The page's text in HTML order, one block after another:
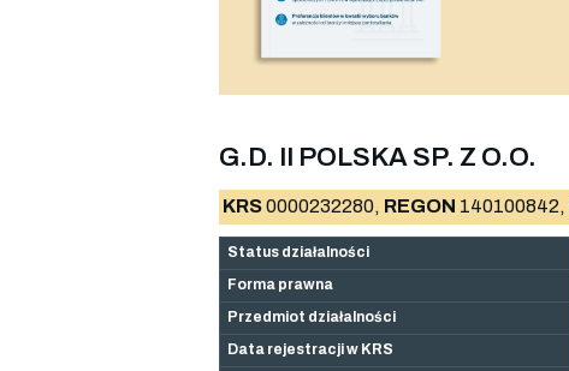
G.D. II POLSKA SP. Z O.O.
KRS0000232280, REGON 140100842,
Status działalności
Forma prawna
Przedmiot działalności
Data rejestracji w KRS